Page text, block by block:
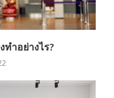
ำอย่างไร?